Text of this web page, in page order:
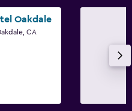
Oakdale
CA